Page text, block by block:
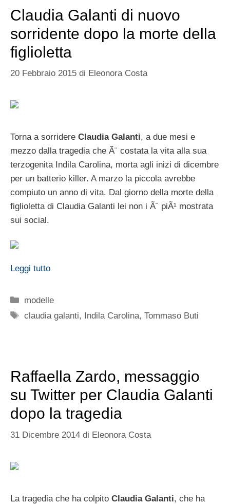
Claudia Galanti di nuovo
sorridente dopo la morte della
figlioletta
20 Febbraio 2015 di Eleonora Costa
Torna a sorridere Claudia Galanti, a due mesi e
mezzo dalla tragedia che Ã¨ costata la vita alla sua
terzogenita Indila Carolina, morta agli inizi di dicembre
per un batterio killer. A marzo la piccola avrebbe
compiuto un anno di vita. Dal giorno della morte della
figlioletta di Claudia Galanti lei non i Ã¨ piÃ¹ mostrata
sui social.
Leggi tutto
Categorie
modelle
Tag
claudia galanti, Indila Carolina,Tommaso Buti
Raffaella Zardo, messaggio
su Twitter per Claudia Galanti
dopo la tragedia
31 Dicembre 2014 di Eleonora Costa
La tragedia che ha colpito Claudia Galanti, che ha